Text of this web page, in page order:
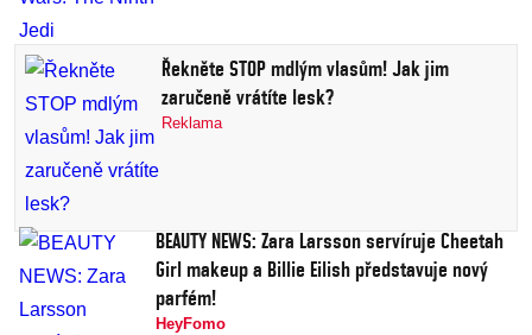
Řekněte STOP mdlým vlasům! Jak jim
zaručeně vrátíte lesk?
Reklama
BEAUTY NEWS: Zara Larsson servíruje Cheetah
Girl makeup a Billie Eilish představuje nový
parfém!
HeyFomo